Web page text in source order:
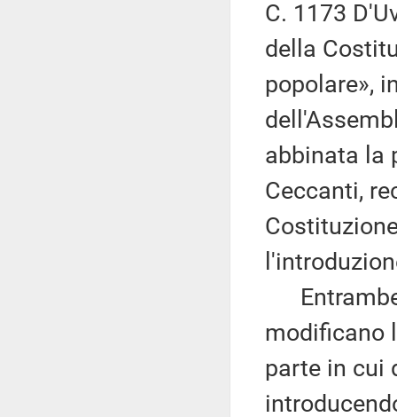
C. 1173
della
popolare»,
abbinata la
Ceccanti,
Entrambe
modificano
parte in cui